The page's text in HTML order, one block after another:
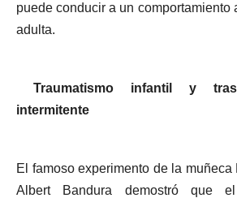
puede conducir a un comportamiento
adulta.
Traumatismo infantil y
intermitente
El famoso experimento de la
Albert Bandura demostró que